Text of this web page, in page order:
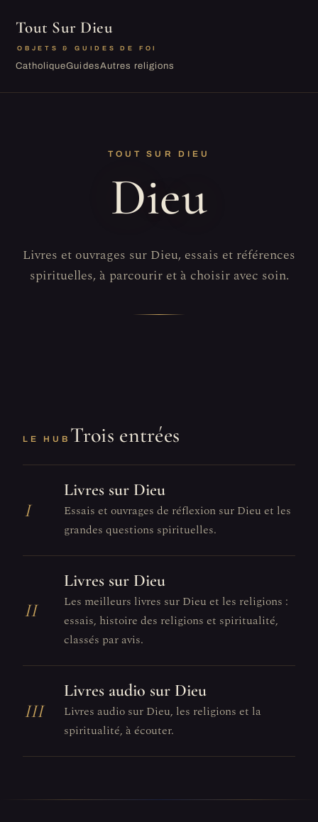
Tout Sur Dieu
OBJETS & GUIDES DE FOI
CatholiqueGuidesAutres religions
TOUT SUR DIEU
Dieu
Livres et ouvrages sur Dieu, essais et références
spirituelles, à parcourir et à choisir avec soin.
LE HUB Trois entrées
I
Livres sur Dieu
Essais et ouvrages de réflexion sur Dieu et les
grandes questions spirituelles.
II
Livres sur Dieu
Les meilleurs livres sur Dieu et les religions :
essais, histoire des religions et spiritualité,
classés par avis.
III
Livres audio sur Dieu
Livres audio sur Dieu, les religions et la
spiritualité, à écouter.